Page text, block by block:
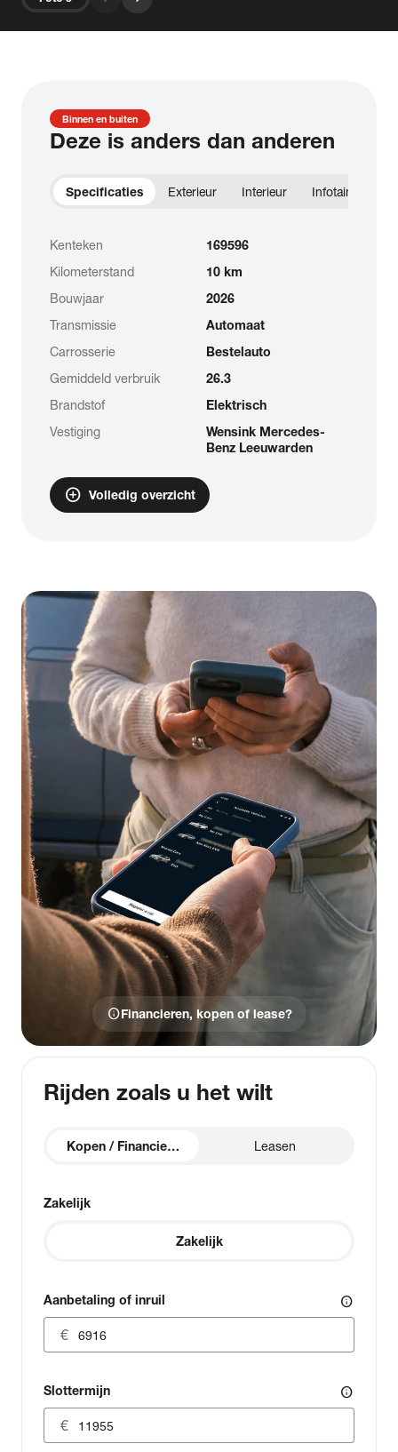
Binnen en buiten
Deze is anders dan anderen
Specificaties Exterieur Interieur Infotainment
Kenteken
169596
Kilometerstand
10 km
Bouwjaar
2026
Transmissie
Automaat
Carrosserie
Bestelauto
Gemiddeld verbruik
26.3
Brandstof
Elektrisch
Vestiging
Wensink Mercedes-
Benz Leeuwarden
add_circle Volledig overzicht
infoFinancieren, kopen of lease?
Rijden zoals u het wilt
Kopen / Financieren Leasen
Zakelijk
Zakelijk
Aanbetaling of inruil info
Slottermijn info